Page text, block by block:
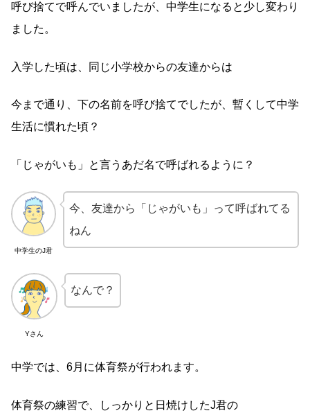
呼び捨てで呼んでいましたが、中学生になると少し変わり
ました。
入学した頃は、同じ小学校からの友達からは
今まで通り、下の名前を呼び捨てでしたが、暫くして中学
生活に慣れた頃？
「じゃがいも」と言うあだ名で呼ばれるように？
中学生のJ君
今、友達から「じゃがいも」って呼ばれてる
ねん
Yさん
なんで？
中学では、6月に体育祭が行われます。
体育祭の練習で、しっかりと日焼けしたJ君の